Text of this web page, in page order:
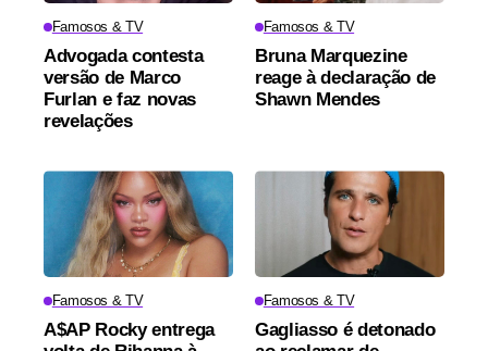
Famosos & TV
Advogada contesta
versão de Marco
Furlan e faz novas
revelações
Famosos & TV
Bruna Marquezine
reage à declaração de
Shawn Mendes
Famosos & TV
A$AP Rocky entrega
Famosos & TV
Gagliasso é detonado